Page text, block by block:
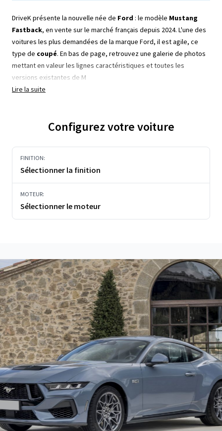
DriveK présente la nouvelle née de Ford : le modèle Mustang
Fastback, en vente sur le marché français depuis 2024. L'une des
voitures les plus demandées de la marque Ford, il est agile, ce
type de coupé. En bas de page, retrouvez une galerie de photos
mettant en valeur les lignes caractéristiques et toutes les
versions existantes de M
Lire la suite
Configurez votre voiture
FINITION:
Sélectionner la finition
MOTEUR:
Sélectionner le moteur